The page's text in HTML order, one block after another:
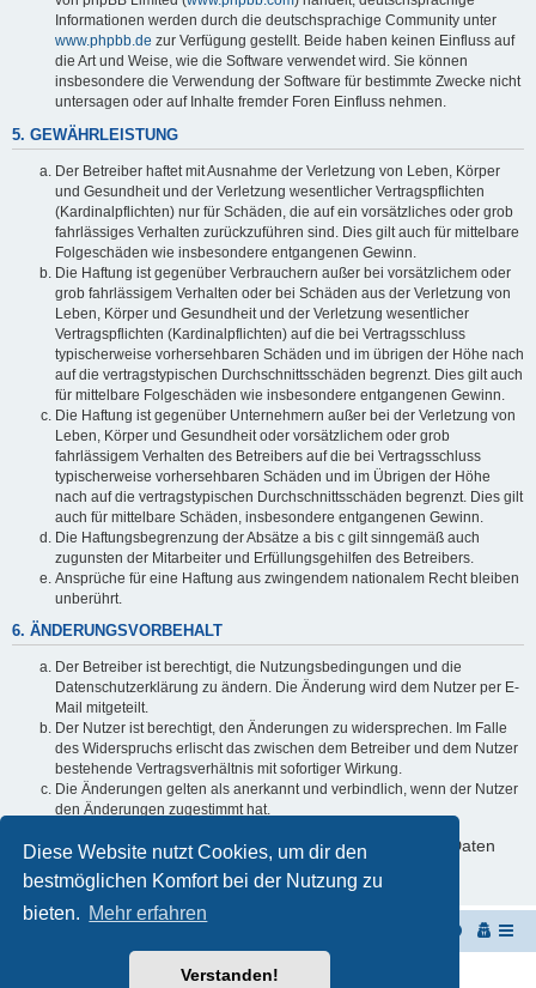
Diese Website nutzt Cookies, um dir den
bestmöglichen Komfort bei der Nutzung zu
bieten. Mehr erfahren
Verstanden!
Informationen werden durch die deutschsprachige Community unter
www.phpbb.de zur Verfügung gestellt. Beide haben keinen Einfluss auf
die Art und Weise, wie die Software verwendet wird. Sie können
insbesondere die Verwendung der Software für bestimmte Zwecke nicht
untersagen oder auf Inhalte fremder Foren Einfluss nehmen.
5. GEWÄHRLEISTUNG
Der Betreiber haftet mit Ausnahme der Verletzung von Leben, Körper
und Gesundheit und der Verletzung wesentlicher Vertragspflichten
(Kardinalpflichten) nur für Schäden, die auf ein vorsätzliches oder grob
fahrlässiges Verhalten zurückzuführen sind. Dies gilt auch für mittelbare
Folgeschäden wie insbesondere entgangenen Gewinn.
Die Haftung ist gegenüber Verbrauchern außer bei vorsätzlichem oder
grob fahrlässigem Verhalten oder bei Schäden aus der Verletzung von
Leben, Körper und Gesundheit und der Verletzung wesentlicher
Vertragspflichten (Kardinalpflichten) auf die bei Vertragsschluss
typischerweise vorhersehbaren Schäden und im übrigen der Höhe nach
auf die vertragstypischen Durchschnittsschäden begrenzt. Dies gilt auch
für mittelbare Folgeschäden wie insbesondere entgangenen Gewinn.
Die Haftung ist gegenüber Unternehmern außer bei der Verletzung von
Leben, Körper und Gesundheit oder vorsätzlichem oder grob
fahrlässigem Verhalten des Betreibers auf die bei Vertragsschluss
typischerweise vorhersehbaren Schäden und im Übrigen der Höhe
nach auf die vertragstypischen Durchschnittsschäden begrenzt. Dies gilt
auch für mittelbare Schäden, insbesondere entgangenen Gewinn.
Die Haftungsbegrenzung der Absätze a bis c gilt sinngemäß auch
zugunsten der Mitarbeiter und Erfüllungsgehilfen des Betreibers.
Ansprüche für eine Haftung aus zwingendem nationalem Recht bleiben
unberührt.
6. ÄNDERUNGSVORBEHALT
Der Betreiber ist berechtigt, die Nutzungsbedingungen und die
Datenschutzerklärung zu ändern. Die Änderung wird dem Nutzer per E-
Mail mitgeteilt.
Der Nutzer ist berechtigt, den Änderungen zu widersprechen. Im Falle
des Widerspruchs erlischt das zwischen dem Betreiber und dem Nutzer
bestehende Vertragsverhältnis mit sofortiger Wirkung.
Die Änderungen gelten als anerkannt und verbindlich, wenn der Nutzer
den Änderungen zugestimmt hat.
Informationen über den Umgang mit deinen persönlichen Daten
sind in der Datenschutzerklärung enthalten.
Powered byphpBB® Forum Software © phpBB Limited